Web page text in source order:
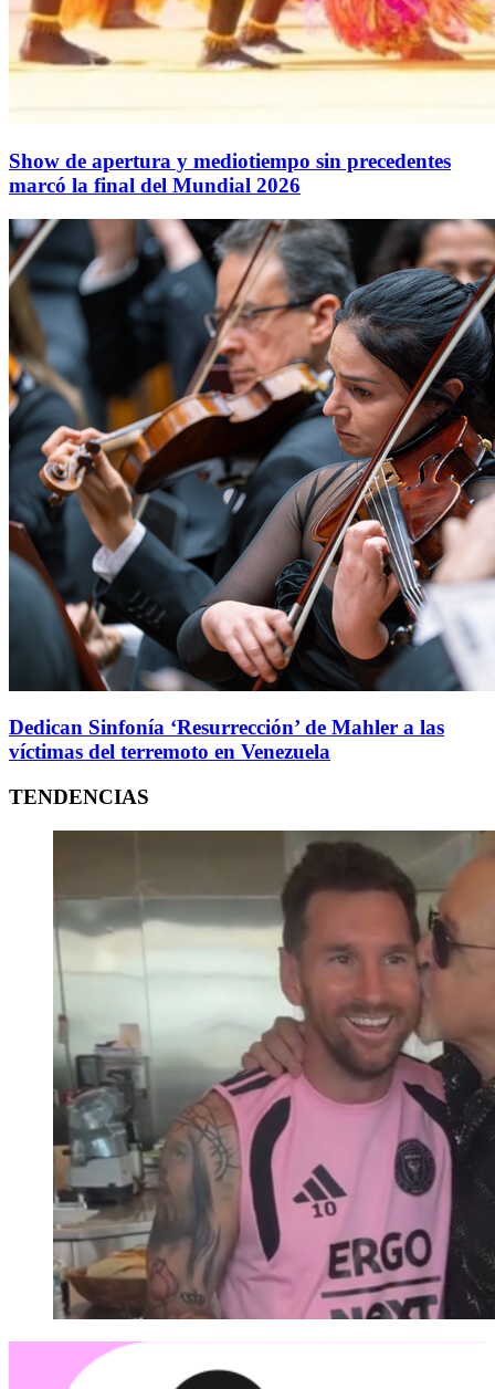
Show de apertura y mediotiempo sin precedentes
marcó la final del Mundial 2026
Dedican Sinfonía ‘Resurrección’ de Mahler a las
víctimas del terremoto en Venezuela
TENDENCIAS